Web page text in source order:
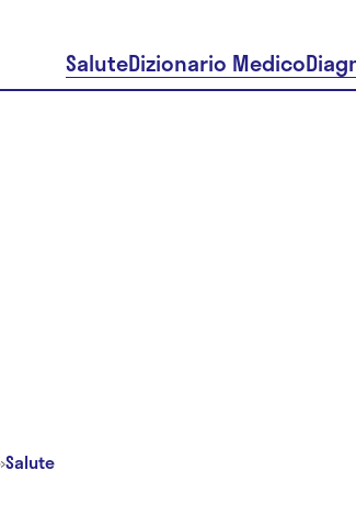
SaluteDizionario Medico
Salute